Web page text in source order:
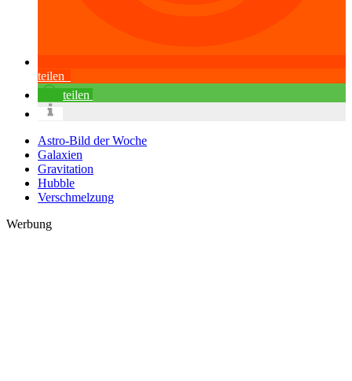
teilen
teilen
Astro-Bild der Woche
Galaxien
Gravitation
Hubble
Verschmelzung
Werbung